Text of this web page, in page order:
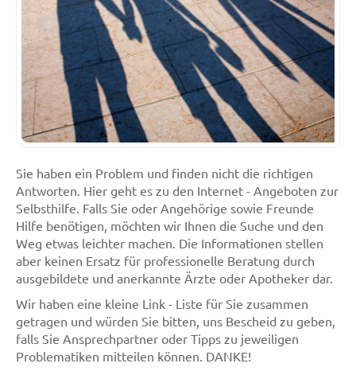
Sie haben ein Problem und finden nicht die richtigen
Antworten. Hier geht es zu den Internet - Angeboten zur
Selbsthilfe. Falls Sie oder Angehörige sowie Freunde
Hilfe benötigen, möchten wir Ihnen die Suche und den
Weg etwas leichter machen. Die Informationen stellen
aber keinen Ersatz für professionelle Beratung durch
ausgebildete und anerkannte Ärzte oder Apotheker dar.
Wir haben eine kleine Link - Liste für Sie zusammen
getragen und würden Sie bitten, uns Bescheid zu geben,
falls Sie Ansprechpartner oder Tipps zu jeweiligen
Problematiken mitteilen können. DANKE!